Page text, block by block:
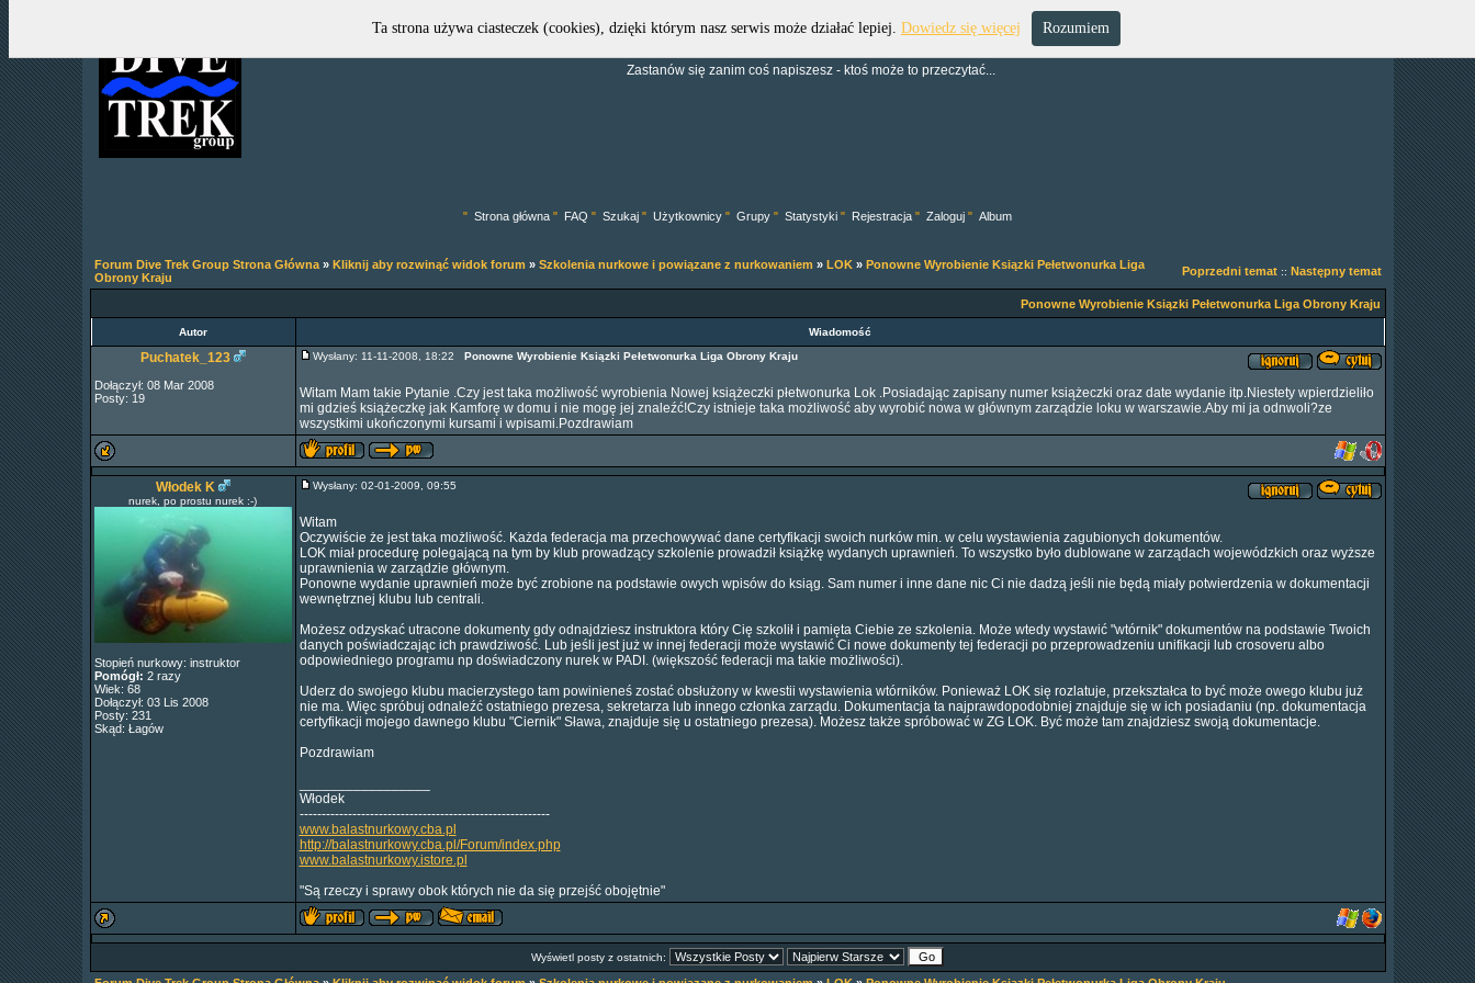
Forum Dive Trek Group
Zastanów się zanim coś napiszesz - ktoś może to przeczytać...
" Strona główna " FAQ " Szukaj " Użytkownicy " Grupy " Statystyki " Rejestracja " Zaloguj " Album
Forum Dive Trek Group Strona Główna» Kliknij aby rozwinąć widok forum » Szkolenia nurkowe i powiązane z nurkowaniem » LOK» Ponowne Wyrobienie Ksiązki Pełetwonurka Liga
Obrony Kraju
Poprzedni temat:: Następny temat
Ponowne Wyrobienie Ksiązki Pełetwonurka Liga Obrony Kraju
Autor Wiadomość
Puchatek_123
Dołączył: 08 Mar 2008
Posty: 19
Wysłany: 11-11-2008, 18:22 Ponowne Wyrobienie Ksiązki Pełetwonurka Liga Obrony Kraju
Witam Mam takie Pytanie .Czy jest taka możliwość wyrobienia Nowej książeczki płetwonurka Lok .Posiadając zapisany numer książeczki oraz date wydanie itp.Niestety wpierdzieliło
mi gdzieś książeczkę jak Kamforę w domu i nie mogę jej znaleźć!Czy istnieje taka możliwość aby wyrobić nowa w głównym zarządzie loku w warszawie.Aby mi ja odnwoli?ze
wszystkimi ukończonymi kursami i wpisami.Pozdrawiam
Włodek K
nurek, po prostu nurek :-)
Stopień nurkowy: instruktor
Pomógł: 2 razy
Wiek: 68
Dołączył: 03 Lis 2008
Posty: 231
Skąd: Łagów
Wysłany: 02-01-2009, 09:55
Witam
Oczywiście że jest taka możliwość. Każda federacja ma przechowywać dane certyfikacji swoich nurków min. w celu wystawienia zagubionych dokumentów.
LOK miał procedurę polegającą na tym by klub prowadzący szkolenie prowadził książkę wydanych uprawnień. To wszystko było dublowane w zarządach wojewódzkich oraz wyższe
uprawnienia w zarządzie głównym.
Ponowne wydanie uprawnień może być zrobione na podstawie owych wpisów do ksiąg. Sam numer i inne dane nic Ci nie dadzą jeśli nie będą miały potwierdzenia w dokumentacji
wewnętrznej klubu lub centrali.
Możesz odzyskać utracone dokumenty gdy odnajdziesz instruktora który Cię szkolił i pamięta Ciebie ze szkolenia. Może wtedy wystawić "wtórnik" dokumentów na podstawie Twoich
danych poświadczając ich prawdziwość. Lub jeśli jest już w innej federacji może wystawić Ci nowe dokumenty tej federacji po przeprowadzeniu unifikacji lub crosoveru albo
odpowiedniego programu np doświadczony nurek w PADI. (większość federacji ma takie możliwości).
Uderz do swojego klubu macierzystego tam powinieneś zostać obsłużony w kwestii wystawienia wtórników. Ponieważ LOK się rozlatuje, przekształca to być może owego klubu już
nie ma. Więc spróbuj odnaleźć ostatniego prezesa, sekretarza lub innego członka zarządu. Dokumentacja ta najprawdopodobniej znajduje się w ich posiadaniu (np. dokumentacja
certyfikacji mojego dawnego klubu "Ciernik" Sława, znajduje się u ostatniego prezesa). Możesz także spróbować w ZG LOK. Być może tam znajdziesz swoją dokumentacje.
Pozdrawiam
Włodek
---------------------------------------------------------
www.balastnurkowy.cba.pl
http://balastnurkowy.cba.pl/Forum/index.php
www.balastnurkowy.istore.pl
"Są rzeczy i sprawy obok których nie da się przejść obojętnie"
Wyświetl posty z ostatnich:
Ta strona używa ciasteczek (cookies), dzięki którym nasz serwis może działać lepiej. Dowiedz się więcej Rozumiem